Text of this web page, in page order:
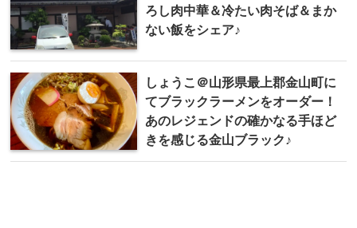
ろし肉中華＆冷たい肉そば＆まか
ない飯をシェア♪
しょうこ＠山形県最上郡金山町に
てブラックラーメンをオーダー！
あのレジェンドの確かなる手ほど
きを感じる金山ブラック♪